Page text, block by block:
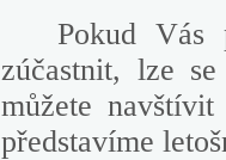
Pokud Vás
zúčastnit, lze
můžete
představíme